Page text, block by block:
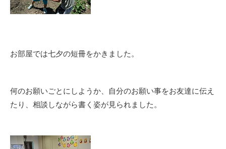
お部屋では七夕の短冊をかきました。
何のお願いごとにしようか、自分のお願い事をお友達に伝え
たり、相談しながら書く姿が見られました。